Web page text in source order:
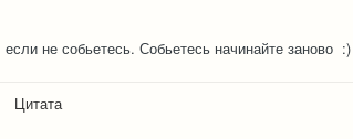
не собьетесь. Собьетесь начинайте заново :)
Цитата